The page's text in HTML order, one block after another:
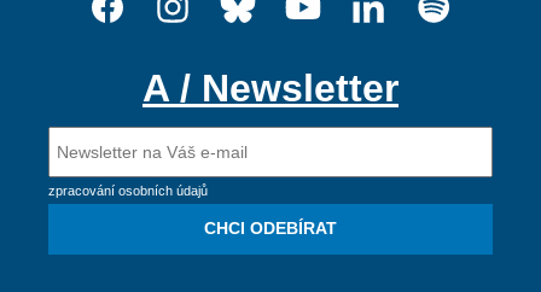
A / Newsletter
zpracování osobních údajů
CHCI ODEBÍRAT